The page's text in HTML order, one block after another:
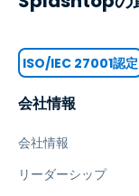
会社情報
会社情報
リーダーシップ
ISO/IEC 27001認定